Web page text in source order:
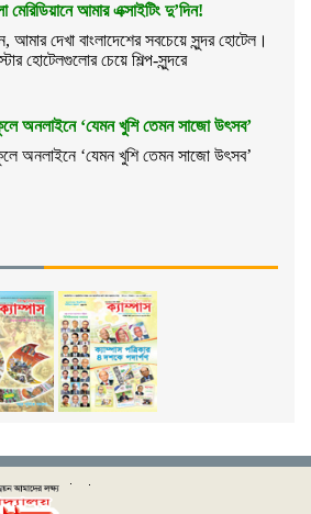
মেরিডিয়ানে আমার এক্সাইটিং দু’দিন!
আমার দেখা বাংলাদেশের সবচেয়ে সুন্দর হোটেল।
হোটেলগুলোর চেয়ে শিল্প-সুন্দরে
অনলাইনে ‘যেমন খুশি তেমন সাজো উৎসব’
অনলাইনে ‘যেমন খুশি তেমন সাজো উৎসব’